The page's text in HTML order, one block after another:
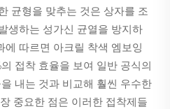
균형을 맞추는 것은 상자를 조
생하는 성가신 균열을 방지하
에 따르면 아크릴 착색 엠보잉
접착 효율을 보여 일반 공식의
내는 것과 비교해 훨씬 우수한
중요한 점은 이러한 접착제들